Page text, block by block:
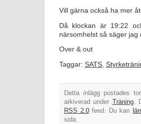
Vill gärna också ha mer
Då klockan är 19:22
närsomhelst så säger jag
Over & out
Taggar: SATS
Detta inlägg postades
arkiverad under Träning.
RSS 2.0feed. Du kan
sida.